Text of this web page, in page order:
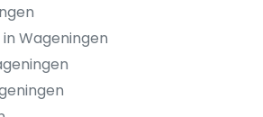
Wageningen